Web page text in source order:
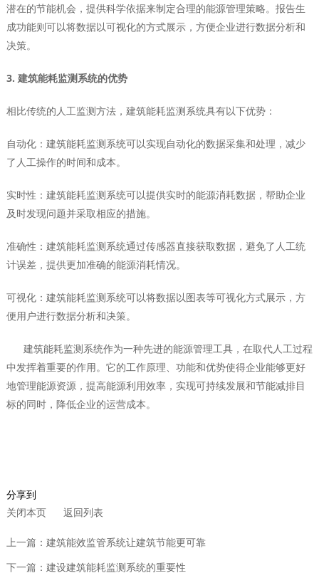
潜在的节能机会，提供科学依据来制定合理的能源管理策略。报告生
成功能则可以将数据以可视化的方式展示，方便企业进行数据分析和
决策。
3. 建筑能耗监测系统的优势
相比传统的人工监测方法，建筑能耗监测系统具有以下优势：
自动化：建筑能耗监测系统可以实现自动化的数据采集和处理，减少
了人工操作的时间和成本。
实时性：建筑能耗监测系统可以提供实时的能源消耗数据，帮助企业
及时发现问题并采取相应的措施。
准确性：建筑能耗监测系统通过传感器直接获取数据，避免了人工统
计误差，提供更加准确的能源消耗情况。
可视化：建筑能耗监测系统可以将数据以图表等可视化方式展示，方
便用户进行数据分析和决策。
建筑能耗监测系统作为一种先进的能源管理工具，在取代人工过程
中发挥着重要的作用。它的工作原理、功能和优势使得企业能够更好
地管理能源资源，提高能源利用效率，实现可持续发展和节能减排目
标的同时，降低企业的运营成本。
分享到
关闭本页
返回列表
上一篇：建筑能效监管系统让建筑节能更可靠
下一篇：建设建筑能耗监测系统的重要性